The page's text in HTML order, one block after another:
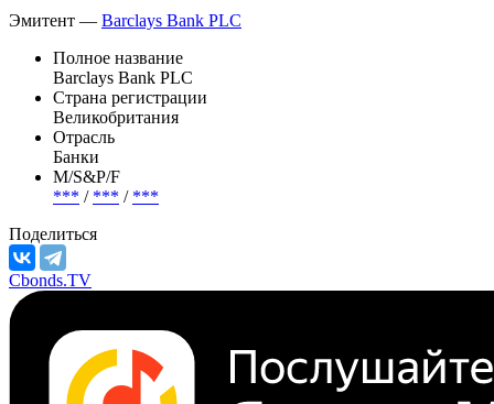
Эмитент — Barclays Bank PLC
Полное название
Barclays Bank PLC
Страна регистрации
Великобритания
Отрасль
Банки
М/S&P/F
*** / *** / ***
Поделиться
Cbonds.TV